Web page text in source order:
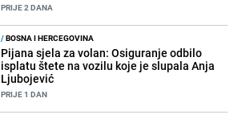
PRIJE 2 DANA
/BOSNA I HERCEGOVINA
Pijana sjela za volan: Osiguranje odbilo
isplatu štete na vozilu koje je slupala Anja
Ljubojević
PRIJE 1 DAN